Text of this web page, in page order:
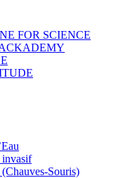
FOR SCIENCE
invasif
Souris)